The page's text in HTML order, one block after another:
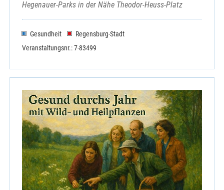
Hegenauer-Parks in der Nähe Theodor-Heuss-Platz
Gesundheit
Regensburg-Stadt
Veranstaltungsnr.: 7-83499